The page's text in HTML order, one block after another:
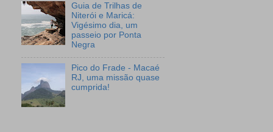
Guia de Trilhas de
Niterói e Maricá:
Vigésimo dia, um
passeio por Ponta
Negra
Pico do Frade - Macaé
RJ, uma missão quase
cumprida!